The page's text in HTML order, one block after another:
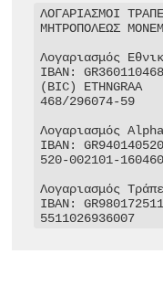
ΛΟΓΑΡΙΑΣΜΟΙ
ΜΗΤΡΟΠΟΛΕΩΣ
Λογαριασμός
IBAN:
(BIC) ETHNGRAA
468/296074-59
Λογαριασμός
IBAN:
520-002101-160460
Λογαριασμός
IBAN:
5511026936007